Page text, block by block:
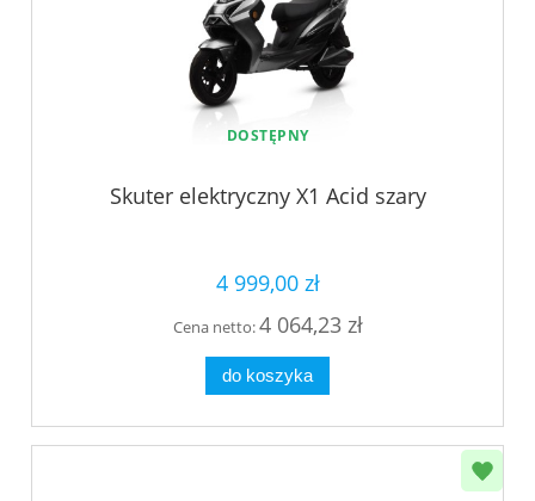
DOSTĘPNY
Skuter elektryczny X1 Acid szary
4 999,00 zł
Cena netto:4 064,23 zł
do koszyka